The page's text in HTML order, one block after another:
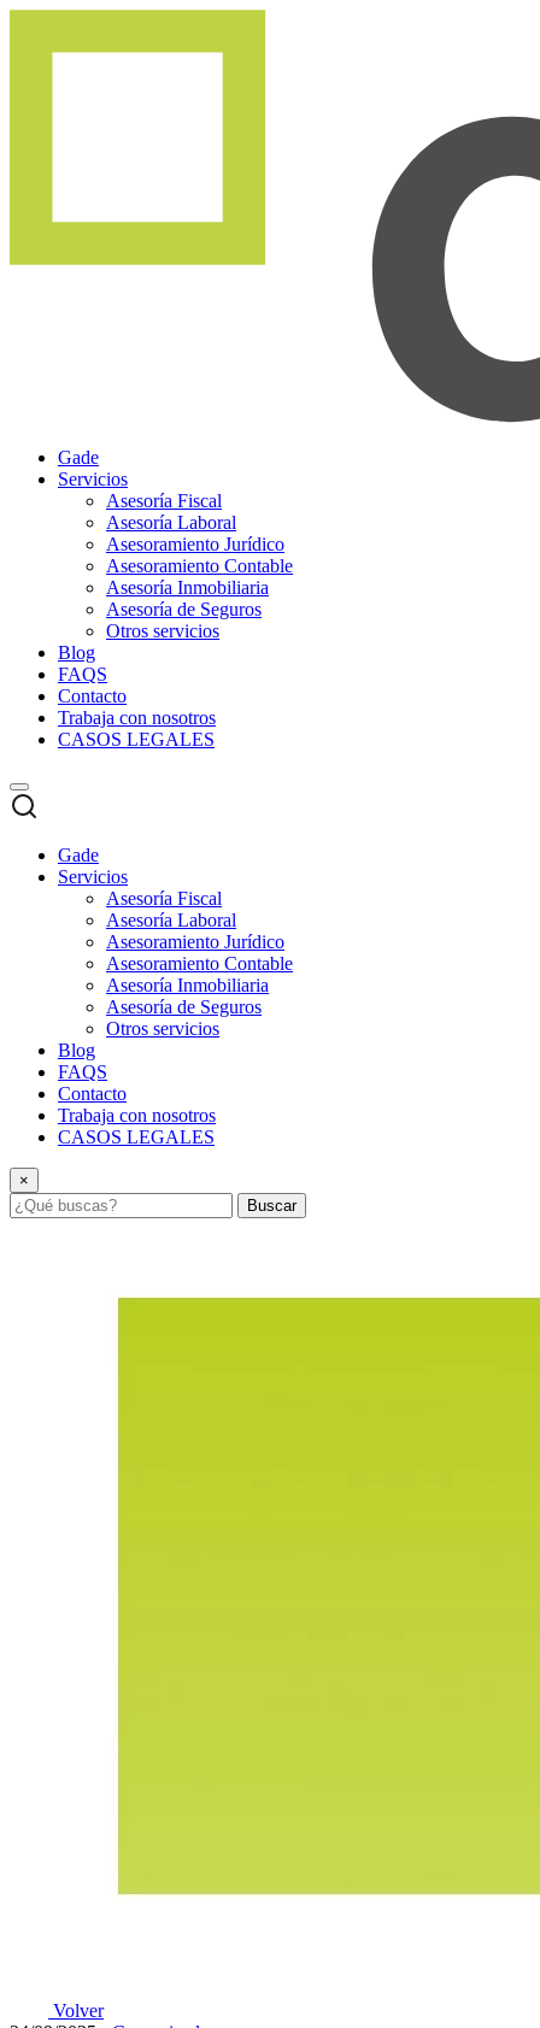
Gade
Servicios
Asesoría Fiscal
Asesoría Laboral
Asesoramiento Jurídico
Asesoramiento Contable
Asesoría Inmobiliaria
Asesoría de Seguros
Otros servicios
Blog
FAQS
Contacto
Trabaja con nosotros
CASOS LEGALES
Gade
Servicios
Asesoría Fiscal
Asesoría Laboral
Asesoramiento Jurídico
Asesoramiento Contable
Asesoría Inmobiliaria
Asesoría de Seguros
Otros servicios
Blog
FAQS
Contacto
Trabaja con nosotros
CASOS LEGALES
×
Buscar
Volver